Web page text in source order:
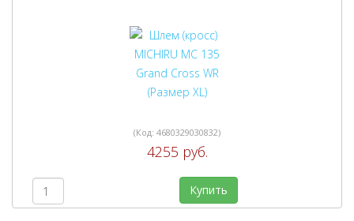
(Код: 4680329030832)
4255 руб.
Купить